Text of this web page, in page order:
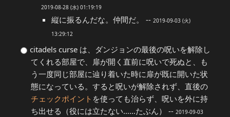
2019-08-28 (水) 01:19:19
縦に振るんだな。仲間だ。 -- 2019-09-03 (火)
13:29:12
citadels curse は、ダンジョンの最後の呪いを解除し
てくれる部屋で、扉が開く直前に呪いで死ぬと、も
う一度同じ部屋に辿り着いた時に扉が既に開いた状
態になっている。すると呪いが解除されず、直後の
チェックポイント を使っても治らず、呪いを外に持
ち出せる（役には立たない……たぶん） -- 2019-09-03